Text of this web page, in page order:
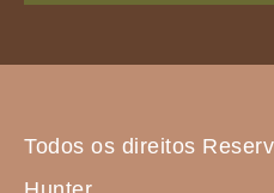
Todos os direitos